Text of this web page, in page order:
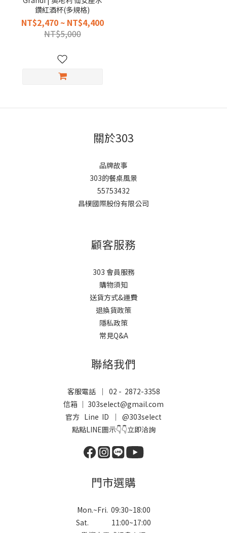
鑽紅酒杯(多規格)
NT$2,470 ~ NT$4,400
NT$5,000
關於303
品牌故事
303的餐桌風景
55753432
昌樸國際股份有限公司
顧客服務
303 會員服務
購物須知
送貨方式&運費
退換貨政策
隱私政策
常見Q&A
聯絡我們
客服電話 ｜ 02 - 2872-3358
信箱 ｜ 303select@gmail.com
官方 Line ID ｜ @303select
點點LINE圖示👇👇立即洽詢
門市選購
Mon.~Fri. 09:30~18:00
Sat. 11:00~17:00